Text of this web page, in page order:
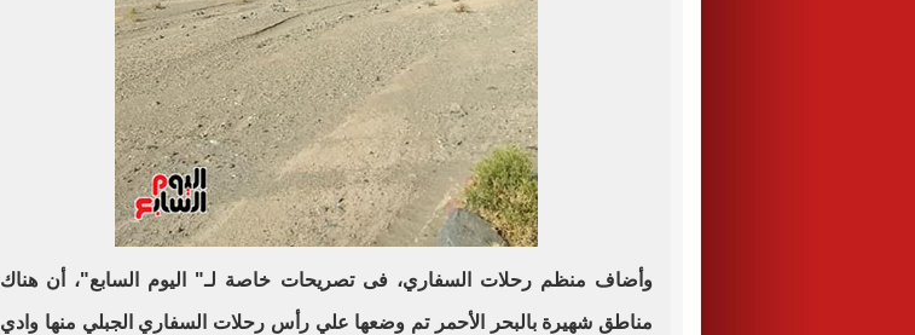
وأضاف منظم رحلات السفاري، فى تصريحات خاصة لـ" اليوم السابع"، أن هناك
مناطق شهيرة بالبحر الأحمر تم وضعها علي رأس رحلات السفاري الجبلي منها وادي